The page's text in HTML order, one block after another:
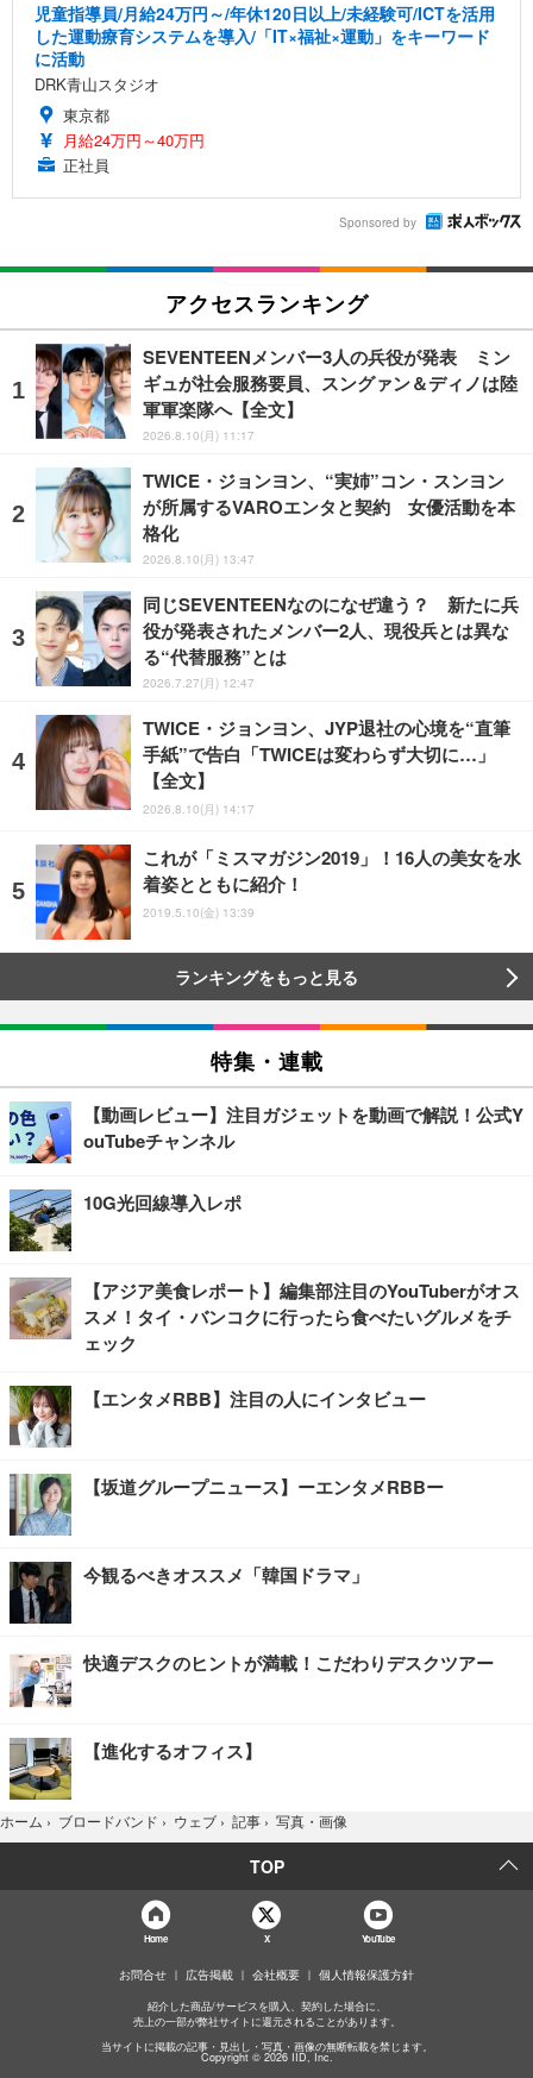
児童指導員/月給24万円～/年休120日以上/未経験可/ICTを活用
した運動療育システムを導入/「IT×福祉×運動」をキーワード
に活動
DRK青山スタジオ
東京都
月給24万円～40万円
正社員
Sponsored by
アクセスランキング
SEVENTEENメンバー3人の兵役が発表 ミン
ギュが社会服務要員、スングァン＆ディノは陸
軍軍楽隊へ【全文】
2026.8.10(月) 11:17
TWICE・ジョンヨン、“実姉”コン・スンヨン
が所属するVAROエンタと契約 女優活動を本
格化
2026.8.10(月) 13:47
同じSEVENTEENなのになぜ違う？ 新たに兵
役が発表されたメンバー2人、現役兵とは異な
る“代替服務”とは
2026.7.27(月) 12:47
TWICE・ジョンヨン、JYP退社の心境を“直筆
手紙”で告白「TWICEは変わらず大切に…」
【全文】
2026.8.10(月) 14:17
これが「ミスマガジン2019」！16人の美女を水
着姿とともに紹介！
2019.5.10(金) 13:39
ランキングをもっと見る
特集・連載
【動画レビュー】注目ガジェットを動画で解説！公式Y
ouTubeチャンネル
10G光回線導入レポ
【アジア美食レポート】編集部注目のYouTuberがオス
スメ！タイ・バンコクに行ったら食べたいグルメをチ
ェック
【エンタメRBB】注目の人にインタビュー
【坂道グループニュース】ーエンタメRBBー
今観るべきオススメ「韓国ドラマ」
快適デスクのヒントが満載！こだわりデスクツアー
【進化するオフィス】
ホーム › ブロードバンド › ウェブ › 記事 › 写真・画像
TOP
Home X YouTube
お問合せ 広告掲載 会社概要 個人情報保護方針
紹介した商品/サービスを購入、契約した場合に、
売上の一部が弊社サイトに還元されることがあります。
当サイトに掲載の記事・見出し・写真・画像の無断転載を禁じます。
Copyright © 2026 IID, Inc.